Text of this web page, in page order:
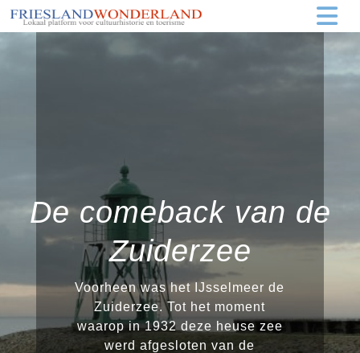
De comeback van de
Zuiderzee
Voorheen was het IJsselmeer de
Zuiderzee. Tot het moment
waarop in 1932 deze heuse zee
werd afgesloten van de